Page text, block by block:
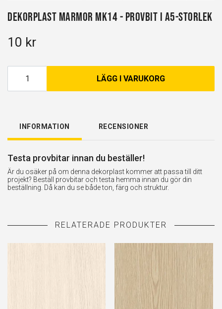
Dekorplast Marmor MK14 - Provbit i A5-storlek
10 kr
LÄGG I VARUKORG
INFORMATION RECENSIONER
Testa provbitar innan du beställer!
Är du osäker på om denna dekorplast kommer att passa till ditt
projekt? Beställ provbitar och testa hemma innan du gör din
beställning. Då kan du se både ton, färg och struktur.